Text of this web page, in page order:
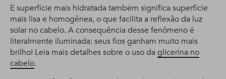
E superfície mais hidratada também significa superfície
mais lisa e homogênea, o que facilita a reflexão da luz
solar no cabelo. A consequência desse fenômeno é
literalmente iluminada: seus fios ganham muito mais
brilho! Leia mais detalhes sobre o uso da glicerina no
cabelo.